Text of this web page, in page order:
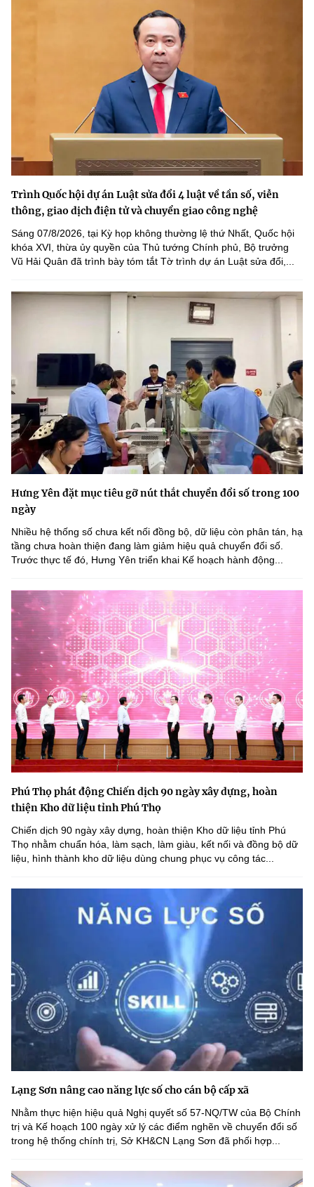
Trình Quốc hội dự án Luật sửa đổi 4 luật về tần số, viễn
thông, giao dịch điện tử và chuyển giao công nghệ
Sáng 07/8/2026, tại Kỳ họp không thường lệ thứ Nhất, Quốc hội
khóa XVI, thừa ủy quyền của Thủ tướng Chính phủ, Bộ trưởng
Vũ Hải Quân đã trình bày tóm tắt Tờ trình dự án Luật sửa đổi,...
Hưng Yên đặt mục tiêu gỡ nút thắt chuyển đổi số trong 100
ngày
Nhiều hệ thống số chưa kết nối đồng bộ, dữ liệu còn phân tán, hạ
tầng chưa hoàn thiện đang làm giảm hiệu quả chuyển đổi số.
Trước thực tế đó, Hưng Yên triển khai Kế hoạch hành động...
Phú Thọ phát động Chiến dịch 90 ngày xây dựng, hoàn
thiện Kho dữ liệu tỉnh Phú Thọ
Chiến dịch 90 ngày xây dựng, hoàn thiện Kho dữ liệu tỉnh Phú
Thọ nhằm chuẩn hóa, làm sạch, làm giàu, kết nối và đồng bộ dữ
liệu, hình thành kho dữ liệu dùng chung phục vụ công tác...
Lạng Sơn nâng cao năng lực số cho cán bộ cấp xã
Nhằm thực hiện hiệu quả Nghị quyết số 57-NQ/TW của Bộ Chính
trị và Kế hoạch 100 ngày xử lý các điểm nghẽn về chuyển đổi số
trong hệ thống chính trị, Sở KH&CN Lạng Sơn đã phối hợp...